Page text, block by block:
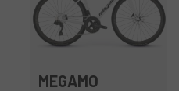
MEGAMO